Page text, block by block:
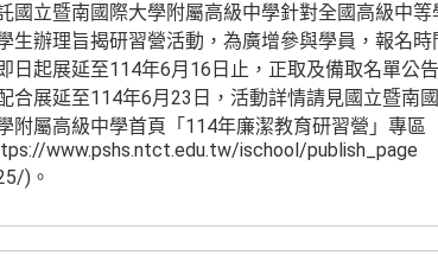
國立暨南國際大學附屬高級中學針對全國高級中等
生辦理旨揭研習營活動，為廣增參與學員，報名時
日起展延至114年6月16日止，正取及備取名單公
合展延至114年6月23日，活動詳情請見國立暨南
附屬高級中學首頁「114年廉潔教育研習營」專區
www.pshs.ntct.edu.tw/ischool/publish_page
)。